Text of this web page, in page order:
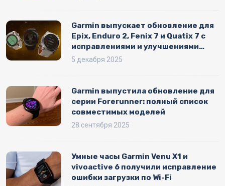
Garmin выпускает обновление для
Epix, Enduro 2, Fenix 7 и Quatix 7 с
исправлениями и улучшениями
стабильности
5 декабря 2025
Garmin выпустила обновление для
серии Forerunner: полный список
совместимых моделей
28 сентября 2025
Умные часы Garmin Venu X1 и
vivoactive 6 получили исправление
ошибки загрузки по Wi-Fi